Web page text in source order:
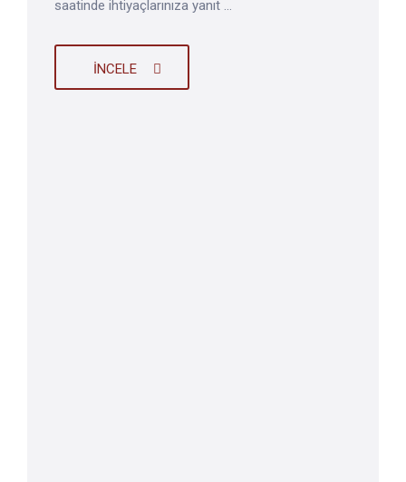
saatinde ihtiyaçlarınıza yanıt ...
İNCELE